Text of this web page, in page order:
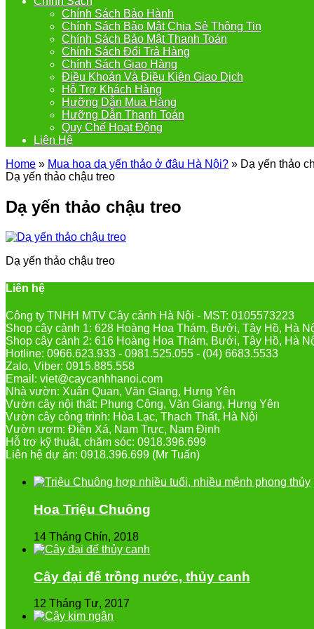
Chính Sách Bảo Hành
Chính Sách Bảo Mật Chia Sẻ Thông Tin
Chính Sách Bảo Mật Thanh Toán
Chính Sách Đổi Trả Hàng
Chính Sách Giao Hàng
Điều Khoản Và Điều Kiện Giao Dịch
Hỗ Trợ Khách Hàng
Hưỡng Dẫn Mua Hàng
Hưỡng Dẫn Thanh Toán
Quy Chế Hoạt Động
Liên Hệ
Home » Mua hoa dạ yến thảo ở đâu Hà Nội? » Dạ yến thảo
Dạ yến thảo chậu treo
Dạ yến thảo chậu treo
Dạ yến thảo chậu treo
Liên hệ
Công ty TNHH MTV Cây cảnh Hà Nội - MST: 0105573223
Shop cây cảnh 1: 628 Hoàng Hoa Thám, Bưởi, Tây Hồ, Hà
Shop cây cảnh 2: 616 Hoàng Hoa Thám, Bưởi, Tây Hồ, Hà
Hotline: 0966.623.933 - 0981.525.055 - (04) 6683.5533
Zalo, Viber: 0915.885.558
Email: viet@caycanhhanoi.com
Nhà vườn: Xuân Quan, Văn Giang, Hưng Yên
Vườn cây nội thất: Phụng Công, Văn Giang, Hưng Yên
Vườn cây công trình: Hòa Lạc, Thạch Thất, Hà Nội
Vườn ươm: Điền Xá, Nam Trực, Nam Định
Hỗ trợ kỹ thuật, chăm sóc: 0918.396.699
Liên hệ dự án: 0918.396.699 (Mr Tuấn)
Hoa Triệu Chuông
14 Tháng Chín, 2018
Cây đại đế trồng nước, thủy canh
12 Tháng Tư, 2017